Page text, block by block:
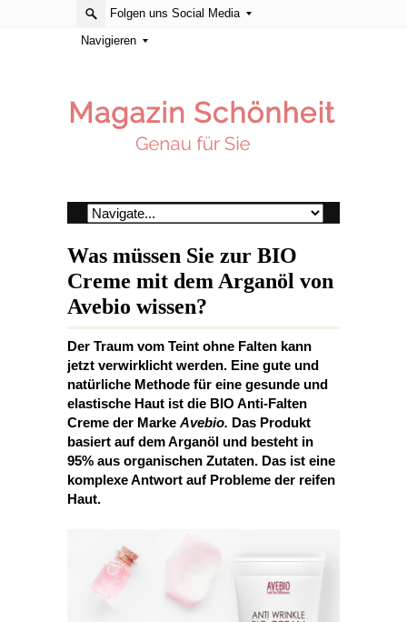
Folgen uns Social Media
Navigieren
Was müssen Sie zur BIO
Creme mit dem Arganöl von
Avebio wissen?
Der Traum vom Teint ohne Falten kann
jetzt verwirklicht werden. Eine gute und
natürliche Methode für eine gesunde und
elastische Haut ist die BIO Anti-Falten
Creme der Marke Avebio. Das Produkt
basiert auf dem Arganöl und besteht in
95% aus organischen Zutaten. Das ist eine
komplexe Antwort auf Probleme der reifen
Haut.